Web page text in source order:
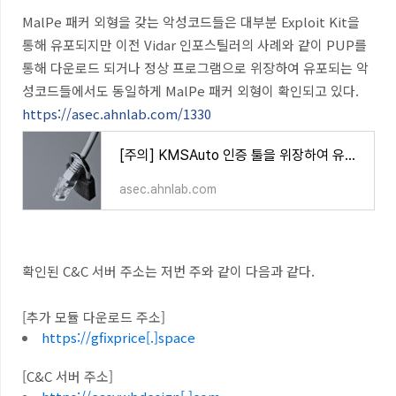
MalPe 패커 외형을 갖는 악성코드들은 대부분 Exploit Kit을
통해 유포되지만 이전 Vidar 인포스틸러의 사례와 같이 PUP를
통해 다운로드 되거나 정상 프로그램으로 위장하여 유포되는 악
성코드들에서도 동일하게 MalPe 패커 외형이 확인되고 있다.
https://asec.ahnlab.com/1330
[주의] KMSAuto 인증 툴을 위장하여 유포 중인 Vidar 인포스틸러
asec.ahnlab.com
확인된 C&C 서버 주소는 저번 주와 같이 다음과 같다.
[추가 모듈 다운로드 주소]
https://gfixprice[.]space
[C&C 서버 주소]